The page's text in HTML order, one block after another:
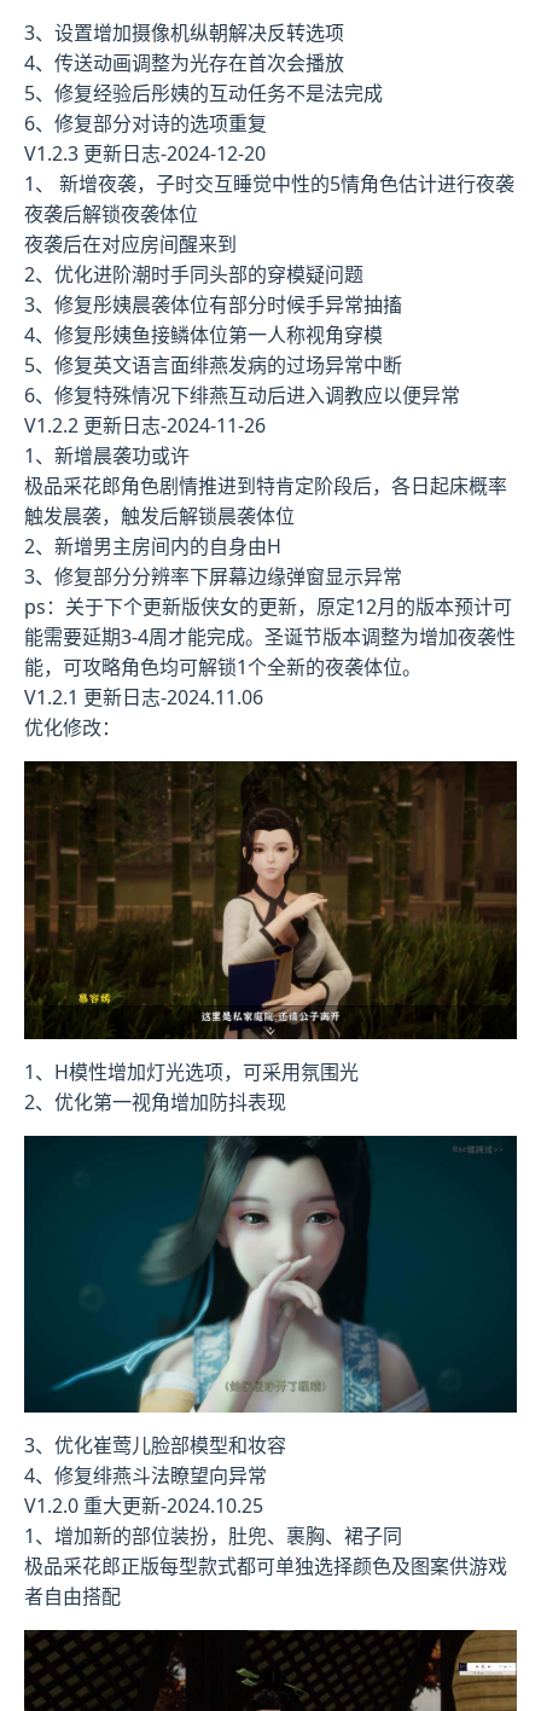
3、设置增加摄像机纵朝解决反转选项
4、传送动画调整为光存在首次会播放
5、修复经验后彤姨的互动任务不是法完成
6、修复部分对诗的选项重复
V1.2.3 更新日志-2024-12-20
1、 新增夜袭，子时交互睡觉中性的5情角色估计进行夜袭
夜袭后解锁夜袭体位
夜袭后在对应房间醒来到
2、优化进阶潮时手同头部的穿模疑问题
3、修复彤姨晨袭体位有部分时候手异常抽搐
4、修复彤姨鱼接鳞体位第一人称视角穿模
5、修复英文语言面绯燕发病的过场异常中断
6、修复特殊情况下绯燕互动后进入调教应以便异常
V1.2.2 更新日志-2024-11-26
1、新增晨袭功或许
极品采花郎角色剧情推进到特肯定阶段后，各日起床概率
触发晨袭，触发后解锁晨袭体位
2、新增男主房间内的自身由H
3、修复部分分辨率下屏幕边缘弹窗显示异常
ps：关于下个更新版侠女的更新，原定12月的版本预计可
能需要延期3-4周才能完成。圣诞节版本调整为增加夜袭性
能，可攻略角色均可解锁1个全新的夜袭体位。
V1.2.1 更新日志-2024.11.06
优化修改：
1、H模性增加灯光选项，可采用氛围光
2、优化第一视角增加防抖表现
3、优化崔莺儿脸部模型和妆容
4、修复绯燕斗法瞭望向异常
V1.2.0 重大更新-2024.10.25
1、增加新的部位装扮，肚兜、裹胸、裙子同
极品采花郎正版每型款式都可单独选择颜色及图案供游戏
者自由搭配